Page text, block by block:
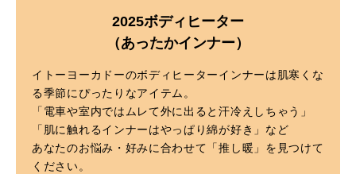
2025ボディヒーター
（あったかインナー）
イトーヨーカドーのボディヒーターインナーは肌寒くな
る季節にぴったりなアイテム。
「電車や室内ではムレて外に出ると汗冷えしちゃう」
「肌に触れるインナーはやっぱり綿が好き」など
あなたのお悩み・好みに合わせて「推し暖」を見つけて
ください。